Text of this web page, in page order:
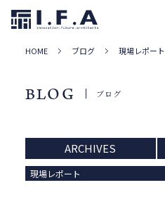
HOME ブログ 現場レポート
BLOG ブログ
ARCHIVES
現場レポート